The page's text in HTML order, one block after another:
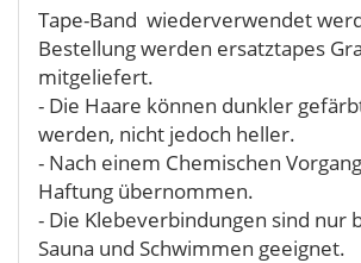
Tape-Band wiederverwendet
Bestellung werden ersatztapes
mitgeliefert.
- Die Haare können dunkler
werden, nicht jedoch heller.
- Nach einem Chemischen
Haftung übernommen.
- Die Klebeverbindungen sind nur
Sauna und Schwimmen geeignet.